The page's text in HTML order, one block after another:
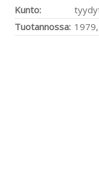
Kunto:
Tuotannossa: